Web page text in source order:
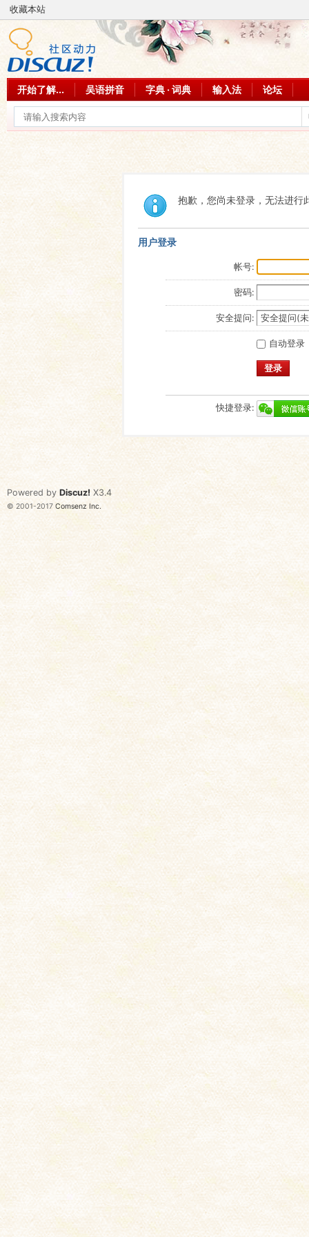
收藏本站
开始了解... 吴语拼音 字典 · 词典 输入法 论坛
抱歉，您尚未登录，无法进行
用户登录
帐号:
密码:
安全提问:
自动登录
登录
快捷登录:
Powered by Discuz! X3.4
© 2001-2017 Comsenz Inc.